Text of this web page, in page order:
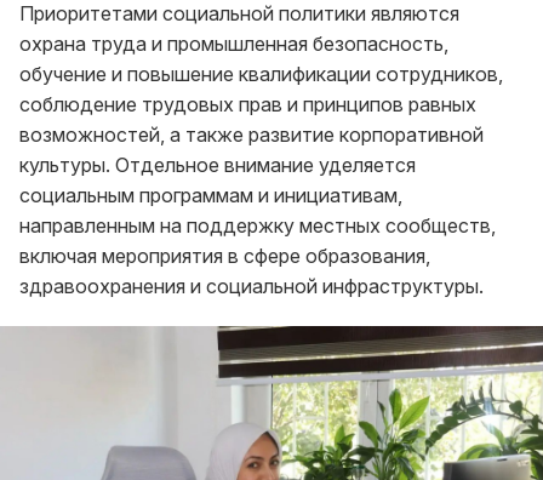
Приоритетами социальной политики являются
охрана труда и промышленная безопасность,
обучение и повышение квалификации сотрудников,
соблюдение трудовых прав и принципов равных
возможностей, а также развитие корпоративной
культуры. Отдельное внимание уделяется
социальным программам и инициативам,
направленным на поддержку местных сообществ,
включая мероприятия в сфере образования,
здравоохранения и социальной инфраструктуры.